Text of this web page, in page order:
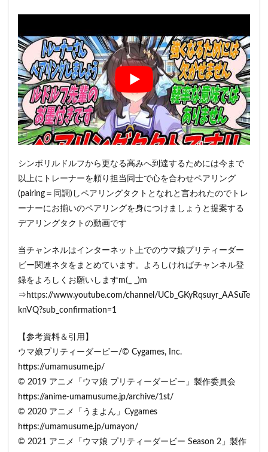
シンボリルドルフから更なる高みへ到達するためには今まで
以上にトレーナーを頼り担当同士で心を合わせペアリング
(pairing＝同調)しペアリングタクトとなれと言われたのでトレ
ーナーにお揃いのペアリングを身につけましょうと提案する
デアリングタクトの動画です
当チャンネルはインターネット上でのウマ娘プリティーダー
ビー関連ネタをまとめています。よろしければチャンネル登
録をよろしくお願いしますm(_ _)m
⇒https://www.youtube.com/channel/UCb_GKyRqsuyr_AASuTe
knVQ?sub_confirmation=1
【参考資料＆引用】
ウマ娘プリティーダービー/© Cygames, Inc.
https://umamusume.jp/
© 2019 アニメ「ウマ娘 プリティーダービー」製作委員会
https://anime-umamusume.jp/archive/1st/
© 2020 アニメ「うまよん」Cygames
https://umamusume.jp/umayon/
© 2021 アニメ「ウマ娘 プリティーダービー Season 2」製作